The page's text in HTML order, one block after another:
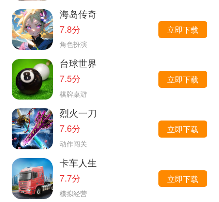
海岛传奇
7.8分
角色扮演
立即下载
台球世界
7.5分
棋牌桌游
立即下载
烈火一刀
7.6分
动作闯关
立即下载
卡车人生
7.7分
模拟经营
立即下载